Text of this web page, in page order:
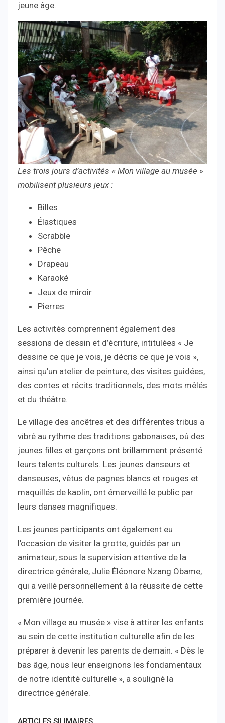
jeune âge.
Les trois jours d’activités « Mon village au musée »
mobilisent plusieurs jeux :
Billes
Élastiques
Scrabble
Pêche
Drapeau
Karaoké
Jeux de miroir
Pierres
Les activités comprennent également des
sessions de dessin et d’écriture, intitulées « Je
dessine ce que je vois, je décris ce que je vois »,
ainsi qu’un atelier de peinture, des visites guidées,
des contes et récits traditionnels, des mots mêlés
et du théâtre.
Le village des ancêtres et des différentes tribus a
vibré au rythme des traditions gabonaises, où des
jeunes filles et garçons ont brillamment présenté
leurs talents culturels. Les jeunes danseurs et
danseuses, vêtus de pagnes blancs et rouges et
maquillés de kaolin, ont émerveillé le public par
leurs danses magnifiques.
Les jeunes participants ont également eu
l’occasion de visiter la grotte, guidés par un
animateur, sous la supervision attentive de la
directrice générale, Julie Éléonore Nzang Obame,
qui a veillé personnellement à la réussite de cette
première journée.
« Mon village au musée » vise à attirer les enfants
au sein de cette institution culturelle afin de les
préparer à devenir les parents de demain. « Dès le
bas âge, nous leur enseignons les fondamentaux
de notre identité culturelle », a souligné la
directrice générale.